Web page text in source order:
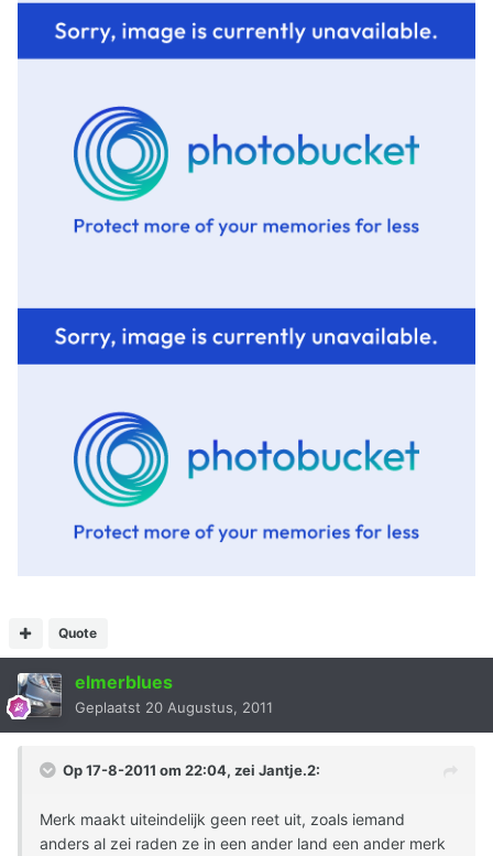
Quote
elmerblues
Geplaatst 20 Augustus, 2011
Op 17-8-2011 om 22:04, zei Jantje.2:
Merk maakt uiteindelijk geen reet uit, zoals iemand
anders al zei raden ze in een ander land een ander merk